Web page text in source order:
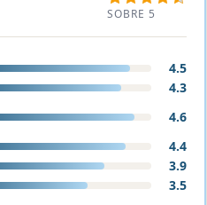
SOBRE 5
4.5
4.3
4.6
4.4
3.9
3.5